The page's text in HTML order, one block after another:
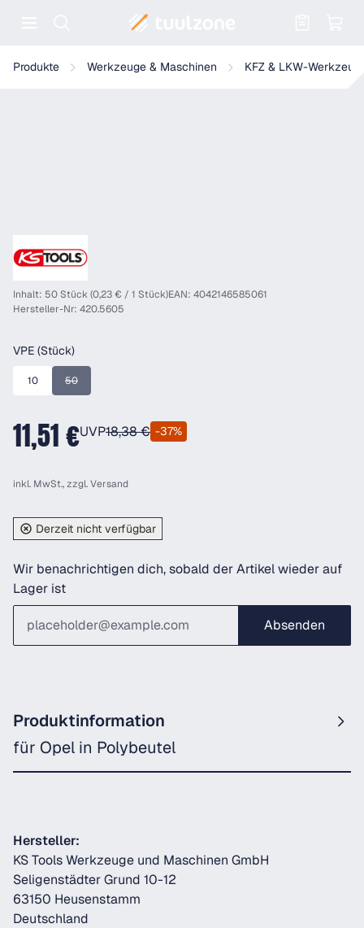
Produkte Werkzeuge & Maschinen KFZ & LKW-
KS Tools Verbindungsclip, schwarz für Opel
Inhalt: 50 Stück (0,23 € / 1 Stück)EAN: 4042146585061
Hersteller-Nr: 420.5605
VPE (Stück)auswählen
10 50(Diese Option ist zurzeit nicht verfügbar.)
11,51 €UVP18,38 € -37%
inkl. MwSt., zzgl.Versand
Derzeit nicht verfügbar
Wir benachrichtigen dich, sobald der Artikel wieder auf
Lager ist
Absenden
Produktinformation
für Opel in Polybeutel
Hersteller:
KS Tools Werkzeuge und Maschinen GmbH
Seligenstädter Grund 10-12
63150 Heusenstamm
Deutschland